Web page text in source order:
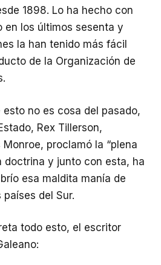
1898. Lo ha hecho con
en los últimos sesenta y
la han tenido más fácil
de la Organización de
esto no es cosa del pasado,
Rex Tillerson,
proclamó la “plena
doctrina y junto con esta, ha
esa maldita manía de
países del Sur.
todo esto, el escritor